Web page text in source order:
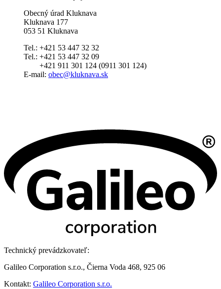
Obecný úrad Kluknava
Kluknava 177
053 51 Kluknava
Tel.: +421 53 447 32 32
Tel.: +421 53 447 32 09
+421 911 301 124 (0911 301 124)
E-mail: obec@kluknava.sk
Technický prevádzkovateľ:
Galileo Corporation s.r.o., Čierna Voda 468, 925 06
Kontakt: Galileo Corporation s.r.o.